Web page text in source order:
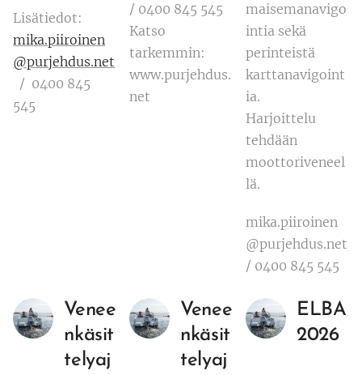
Lisätiedot:
mika.piiroinen
@purjehdus.net
/ 0400 845
545
/ 0400 845 545
Katso
tarkemmin:
www.purjehdus.
net
maisemanavigo
intia sekä
perinteistä
karttanavigoint
ia.
Harjoittelu
tehdään
moottoriveneel
lä.
mika.piiroinen
@purjehdus.net
/ 0400 845 545
Venee
nkäsit
telyaj
Venee
nkäsit
telyaj
ELBA
2026